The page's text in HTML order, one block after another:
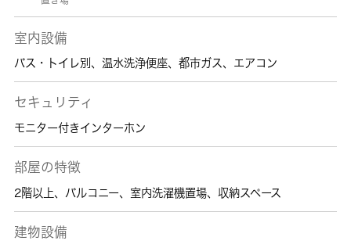
室内設備
バス・トイレ別 、 温水洗浄便座、 都市ガス、 エアコン
セキュリティ
モニター付きインターホン
部屋の特徴
2階以上、 バルコニー、 室内洗濯機置場、 収納スペース
建物設備